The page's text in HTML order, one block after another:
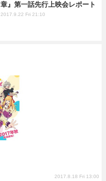
章』第一話先行上映会レポート
2017.9.22 Fri 21:10
2017.8.18 Fri 13:00